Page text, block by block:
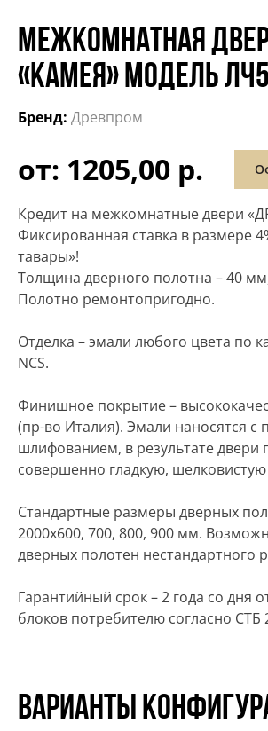
МЕЖКОМНАТНАЯ
«КАМЕЯ» МОДЕЛЬ
Бренд: Древпром
от: 1205,00 р.
Кредит на межкомнатные двери
Фиксированная ставка в размере
тавары»!
Толщина дверного полотна – 40
Полотно ремонтопригодно.
Отделка – эмали любого цвета по
NCS.
Финишное покрытие –
(пр-во Италия). Эмали наносятся
шлифованием, в результате двери
совершенно гладкую,
Стандартные размеры дверных
2000х600, 700, 800, 900 мм.
дверных полотен нестандартного
Гарантийный срок – 2 года со дня
блоков потребителю согласно СТБ
Варианты